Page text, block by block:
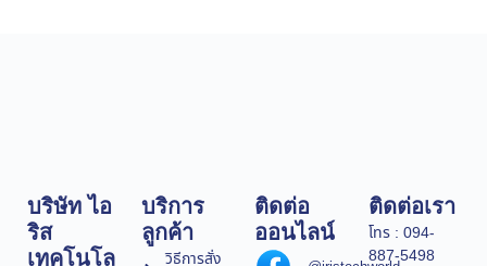
บริษัท ไอ
ริส
เทคโนโล
บริการ
ลูกค้า
วิธีการสั่ง
ติดต่อ
ออนไลน์
ติดต่อเรา
โทร : 094-
887-5498